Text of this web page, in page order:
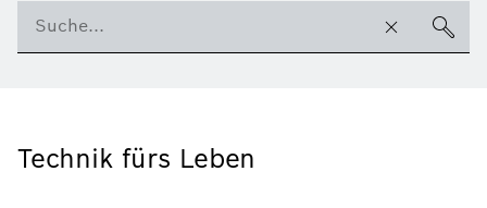
Technik fürs Leben